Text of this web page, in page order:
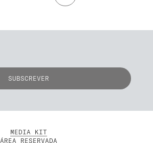
MEDIA KIT
ÁREA RESERVADA